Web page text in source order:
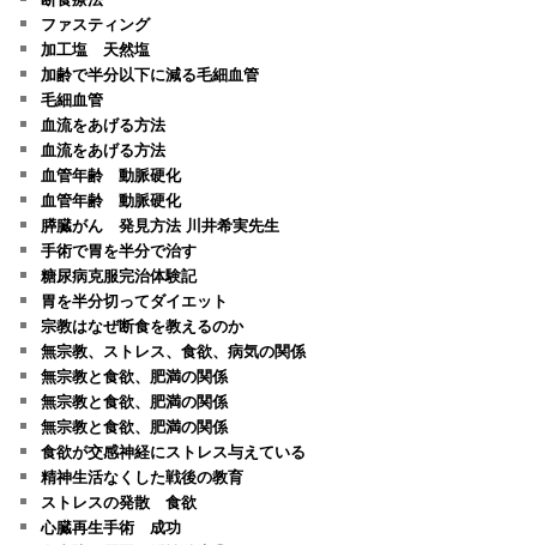
ファスティング
加工塩 天然塩
加齢で半分以下に減る毛細血管
毛細血管
血流をあげる方法
血流をあげる方法
血管年齢 動脈硬化
血管年齢 動脈硬化
膵臓がん 発見方法 川井希実先生
手術で胃を半分で治す
糖尿病克服完治体験記
胃を半分切ってダイエット
宗教はなぜ断食を教えるのか
無宗教、ストレス、食欲、病気の関係
無宗教と食欲、肥満の関係
無宗教と食欲、肥満の関係
無宗教と食欲、肥満の関係
食欲が交感神経にストレス与えている
精神生活なくした戦後の教育
ストレスの発散 食欲
心臓再生手術 成功